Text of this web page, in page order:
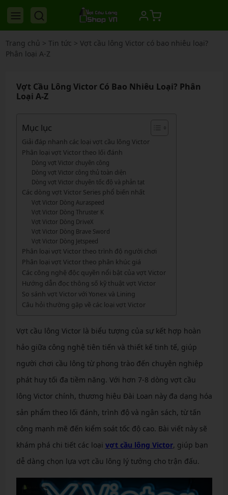
Trang chủ > Tin tức > Vợt cầu lông Victor có bao nhiêu loại?
Phân loại A-Z
Vợt Cầu Lông Victor Có Bao Nhiêu Loại? Phân
Loại A-Z
Mục lục
Giải đáp nhanh các loại vợt cầu lông Victor
Phân loại vợt Victor theo lối đánh
Dòng vợt Victor chuyên công
Dòng vợt Victor công thủ toàn diện
Dòng vợt Victor chuyên tốc độ và phản tạt
Các dòng vợt Victor Series phổ biến nhất
Vợt Victor Dòng Auraspeed
Vợt Victor Dòng Thruster K
Vợt Victor Dòng DriveX
Vợt Victor Dòng Brave Sword
Vợt Victor Dòng Jetspeed
Phân loại vợt Victor theo trình độ người chơi
Phân loại vợt Victor theo phân khúc giá
Các công nghệ độc quyền nổi bật của vợt Victor
Hướng dẫn đọc thông số kỹ thuật vợt Victor
So sánh vợt Victor với Yonex và Lining
Câu hỏi thường gặp về các loại vợt Victor
Vợt cầu lông Victor là biểu tượng của sự kết hợp hoàn
hảo giữa công nghệ tiên tiến và thiết kế tinh tế, giúp
người chơi cầu lông từ phong trào đến chuyên nghiệp
phát huy tối đa tiềm năng. Với hơn 7-8 dòng vợt cầu
lông Victor chính, thương hiệu Đài Loan này đa dạng hóa
sản phẩm theo lối đánh, trình độ và ngân sách, từ tấn
công mạnh mẽ đến kiểm soát tốc độ cao. Bài viết này sẽ
khám phá chi tiết các loại vợt cầu lông Victor, giúp bạn
dễ dàng chọn lựa vợt cầu lông lý tưởng cho trận đấu.